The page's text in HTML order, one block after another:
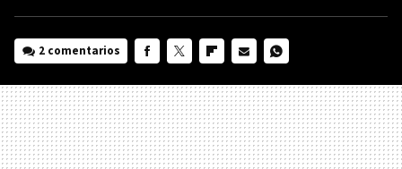
2 comentarios
MAIL